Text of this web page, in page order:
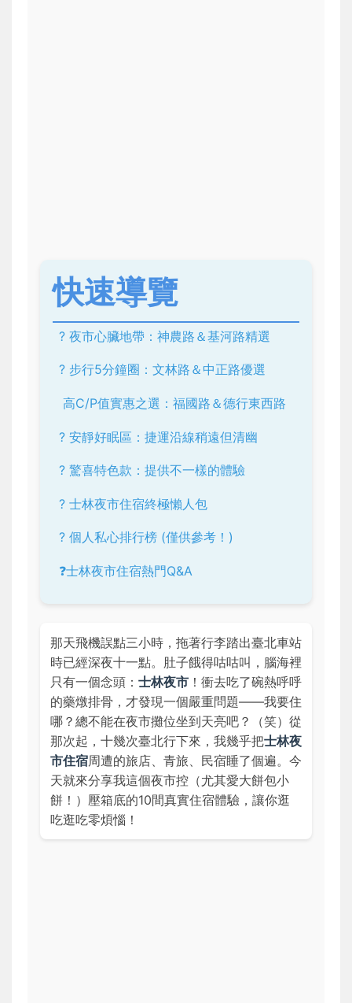
快速導覽
? 夜市心臟地帶：神農路＆基河路精選
? 步行5分鐘圈：文林路＆中正路優選
️ 高C/P值實惠之選：福國路＆德行東西路
? 安靜好眠區：捷運沿線稍遠但清幽
? 驚喜特色款：提供不一樣的體驗
? 士林夜市住宿終極懶人包
? 個人私心排行榜 (僅供參考！)
❓士林夜市住宿熱門Q&A
那天飛機誤點三小時，拖著行李踏出臺北車站
時已經深夜十一點。肚子餓得咕咕叫，腦海裡
只有一個念頭： 士林夜市！衝去吃了碗熱呼呼
的藥燉排骨，才發現一個嚴重問題——我要住
哪？總不能在夜市攤位坐到天亮吧？（笑）從
那次起，十幾次臺北行下來，我幾乎把士林夜
市住宿周遭的旅店、青旅、民宿睡了個遍。今
天就來分享我這個夜市控（尤其愛大餅包小
餅！）壓箱底的10間真實住宿體驗，讓你逛
吃逛吃零煩惱！